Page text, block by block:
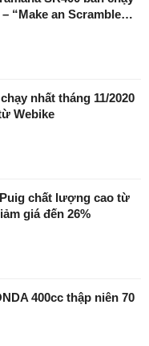
– “Make an Scramble…
nhất tháng 11/2020
Webike
chất lượng cao từ
giá đến 26%
400cc thập niên 70